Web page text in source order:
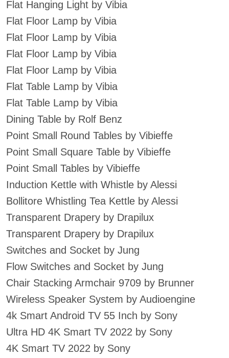
Flat Hanging Light by Vibia
Flat Floor Lamp by Vibia
Flat Floor Lamp by Vibia
Flat Floor Lamp by Vibia
Flat Floor Lamp by Vibia
Flat Table Lamp by Vibia
Flat Table Lamp by Vibia
Dining Table by Rolf Benz
Point Small Round Tables by Vibieffe
Point Small Square Table by Vibieffe
Point Small Tables by Vibieffe
Induction Kettle with Whistle by Alessi
Bollitore Whistling Tea Kettle by Alessi
Transparent Drapery by Drapilux
Transparent Drapery by Drapilux
Switches and Socket by Jung
Flow Switches and Socket by Jung
Chair Stacking Armchair 9709 by Brunner
Wireless Speaker System by Audioengine
4k Smart Android TV 55 Inch by Sony
Ultra HD 4K Smart TV 2022 by Sony
4K Smart TV 2022 by Sony